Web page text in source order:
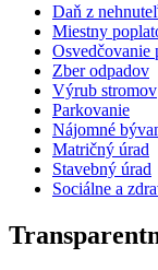
Daň z
Miestny
Osvedčovanie
Zber odpadov
Výrub stromov
Parkovanie
Nájomné
Matričný úrad
Stavebný úrad
Sociálne a